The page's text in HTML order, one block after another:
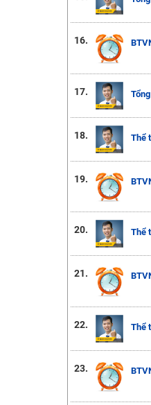
16.
17.
18. Thể
19.
20. Thể
21.
22. Thể
23.